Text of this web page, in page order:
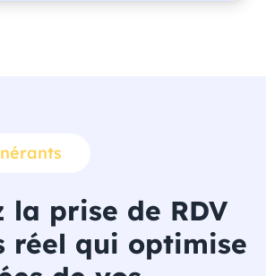
la prise de RDV
réel qui optimise